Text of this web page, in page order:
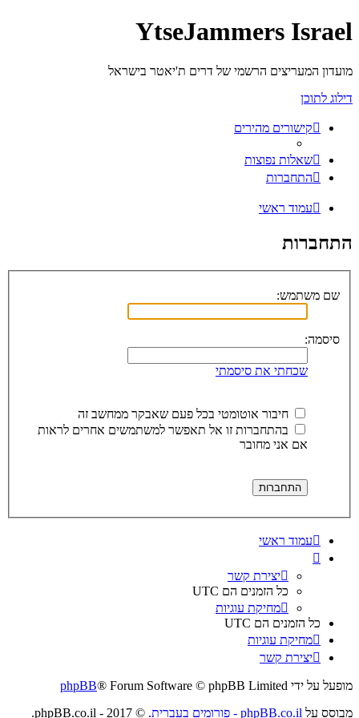
YtseJammers Israel
מועדון המעריצים הרשמי של דרים ת'יאטר בישראל
דילוג לתוכן
קישורים מהירים
שאלות נפוצות
התחברות
עמוד ראשי
התחברות
שם משתמש:
סיסמה:
שכחתי את סיסמתי
חיבור אוטומטי בכל פעם שאבקר ממחשב זה
בהתחברות זו אל תאפשר למשתמשים אחרים לראות
אם אני מחובר
עמוד ראשי
יצירת קשר
כל הזמנים הם UTC
מחיקת עוגיות
כל הזמנים הם UTC
מחיקת עוגיות
יצירת קשר
מופעל על ידי phpBB® Forum Software © phpBB Limited
מבוסס על phpBB.co.il - פורומים בעברית . © 2017 - phpBB.co.il.